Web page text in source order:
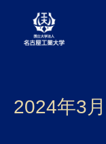
学部・大学院・セ
2024年3